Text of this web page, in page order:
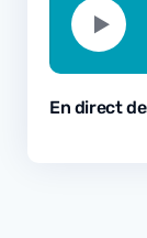
En direct